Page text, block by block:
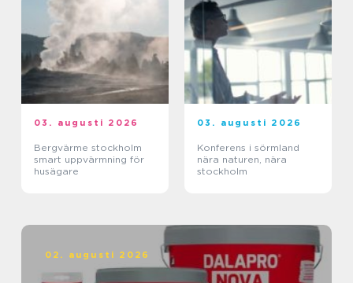
03. augusti 2026
Bergvärme stockholm
smart uppvärmning för
husägare
03. augusti 2026
Konferens i sörmland
nära naturen, nära
stockholm
02. augusti 2026